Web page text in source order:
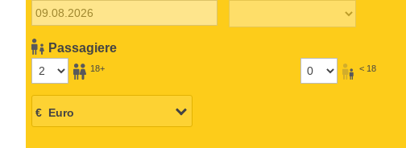
Passagiere
18+ < 18